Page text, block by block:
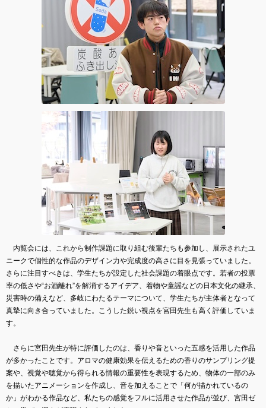
内覧会には、これから制作課題に取り組む後輩たちも参加し、展示されたユ
ニークで個性的な作品のデザイン力や完成度の高さに目を見張っていました。
さらに注目すべきは、学生たちが設定した社会課題の着眼点です。若者の投票
率の低さや“お酒離れ”を解消するアイデア、着物や童謡などの日本文化の継承、
災害時の備えなど、多岐にわたるテーマについて、学生たちが主体者となって
真摯に向き合っていました。こうした鋭い視点を宮田先生も高く評価していま
す。
さらに宮田先生が特に評価したのは、香りや音といった五感を活用した作品
が多かったことです。アロマの健康効果を伝えるための香りのサンプリング提
案や、視覚や聴覚から得られる情報の重要性を表現するため、物体の一部のみ
を描いたアニメーションを作成し、音を加えることで「何が描かれているの
か」がわかる作品など、私たちの感覚をフルに活用させた作品が並び、宮田ゼ